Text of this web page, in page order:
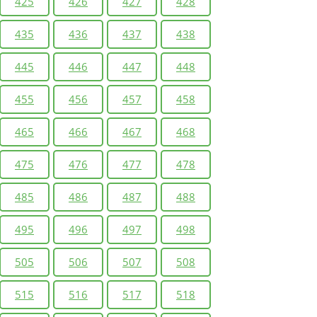
435 436 437 438
445 446 447 448
455 456 457 458
465 466 467 468
475 476 477 478
485 486 487 488
495 496 497 498
505 506 507 508
515 516 517 518